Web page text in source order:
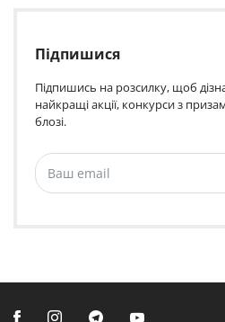
Підпишися
Підпишись на розсилку, щоб
найкращі акції, конкурси з
блозі.